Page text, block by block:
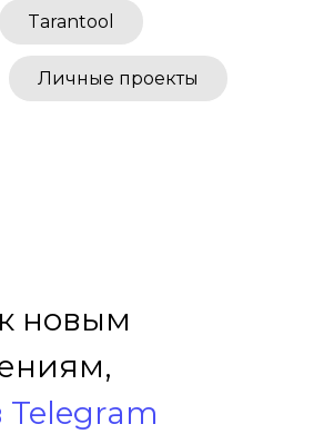
Tarantool
Личные проекты
новым
Telegram